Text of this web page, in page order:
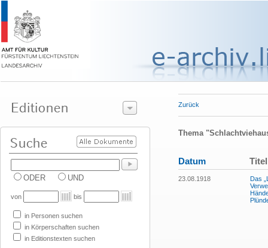
ODER UND
von bis
in Personen suchen
in Körperschaften suchen
in Editionstexten suchen
Zurück
Thema
Datum Titel
23.08.1918
Das